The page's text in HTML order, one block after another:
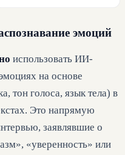
эмоций
использовать ИИ-
на основе
тон голоса, язык тела) в
Это напрямую
заявлявшие о
«уверенность» или